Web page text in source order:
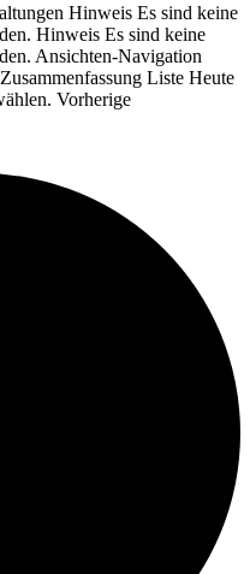
Hinweis Es sind keine
Hinweis Es sind keine
Ansichten-Navigation
Liste Heute
Vorherige